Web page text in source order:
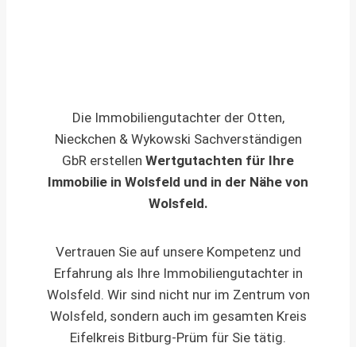
Die Immobiliengutachter der Otten,
Nieckchen & Wykowski Sachverständigen
GbR erstellen Wertgutachten für Ihre
Immobilie in Wolsfeld und in der Nähe von
Wolsfeld.
Vertrauen Sie auf unsere Kompetenz und
Erfahrung als Ihre Immobiliengutachter in
Wolsfeld. Wir sind nicht nur im Zentrum von
Wolsfeld, sondern auch im gesamten Kreis
Eifelkreis Bitburg-Prüm für Sie tätig.